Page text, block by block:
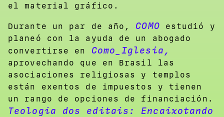
el material gráfico.
Durante un par de año, COMO estudió y
planeó con la ayuda de un abogado
convertirse en Como_Iglesia,
aprovechando que en Brasil las
asociaciones religiosas y templos
están exentos de impuestos y tienen
un rango de opciones de financiación.
Teologia dos editais: Encaixotando